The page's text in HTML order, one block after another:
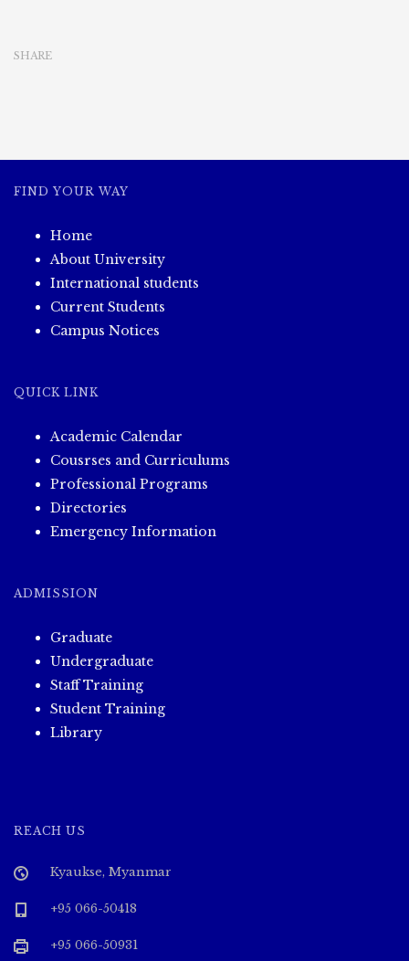
SHARE
FIND YOUR WAY
Home
About University
International students
Current Students
Campus Notices
QUICK LINK
Academic Calendar
Cousrses and Curriculums
Professional Programs
Directories
Emergency Information
ADMISSION
Graduate
Undergraduate
Staff Training
Student Training
Library
REACH US
Kyaukse, Myanmar
+95 066-50418
+95 066-50931